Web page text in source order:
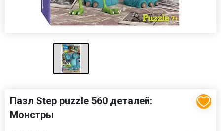
Пазл Step puzzle 560 деталей:
Монстры